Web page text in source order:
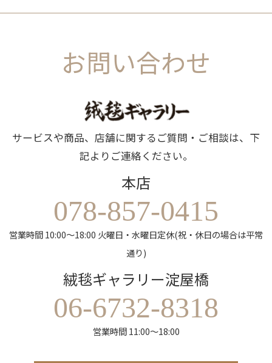
お問い合わせ
サービスや商品、店舗に関するご質問・ご相談は、下
記よりご連絡ください。
本店
078-857-0415
営業時間 10:00～18:00 火曜日・水曜日定休(祝・休日の場合は平常
通り)
絨毯ギャラリー淀屋橋
06-6732-8318
営業時間 11:00～18:00